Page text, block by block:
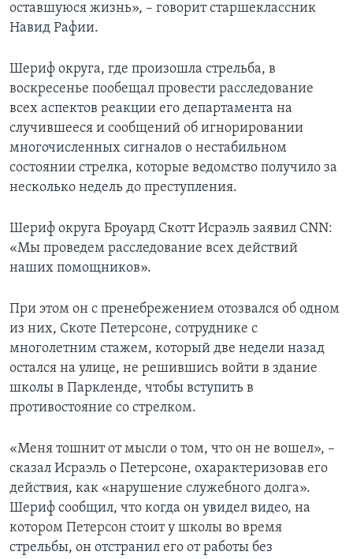
оставшуюся жизнь», – говорит старшеклассник
Навид Рафии.
Шериф округа, где произошла стрельба, в
воскресенье пообещал провести расследование
всех аспектов реакции его департамента на
случившееся и сообщений об игнорировании
многочисленных сигналов о нестабильном
состоянии стрелка, которые ведомство получило за
несколько недель до преступления.
Шериф округа Броуард Скотт Исраэль заявил CNN:
«Мы проведем расследование всех действий
наших помощников».
При этом он с пренебрежением отозвался об одном
из них, Скоте Петерсоне, сотруднике с
многолетним стажем, который две недели назад
остался на улице, не решившись войти в здание
школы в Паркленде, чтобы вступить в
противостояние со стрелком.
«Меня тошнит от мысли о том, что он не вошел», –
сказал Исраэль о Петерсоне, охарактеризовав его
действия, как «нарушение служебного долга».
Шериф сообщил, что когда он увидел видео, на
котором Петерсон стоит у школы во время
стрельбы, он отстранил его от работы без